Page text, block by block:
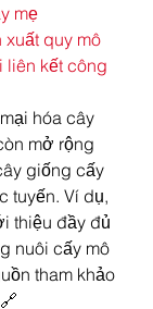
mẹ
quy mô
liên kết công
hóa cây
mở rộng
giống cấy
tuyến. Ví dụ,
thiệu đầy đủ
nuôi cấy mô
tham khảo